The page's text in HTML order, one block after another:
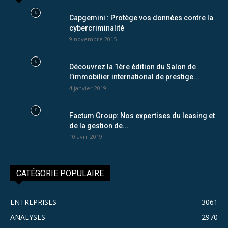
Capgemini : Protège vos données contre la
cybercriminalité
9 novembre 2015
Découvrez la 1ère édition du Salon de
l’immobilier international de prestige...
4 janvier 2019
Factum Group: Nos expertises du leasing et
de la gestion de...
10 avril 2019
CATÉGORIE POPULAIRE
ENTREPRISES
3061
ANALYSES
2970